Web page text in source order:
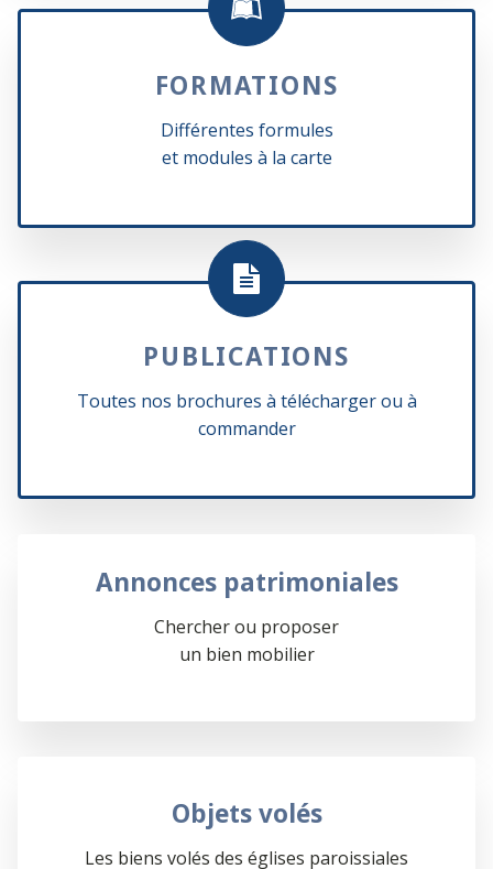
FORMATIONS
Différentes formules
et modules à la carte
PUBLICATIONS
Toutes nos brochures à télécharger ou à
commander
Annonces patrimoniales
Chercher ou proposer
un bien mobilier
Objets volés
Les biens volés des églises paroissiales